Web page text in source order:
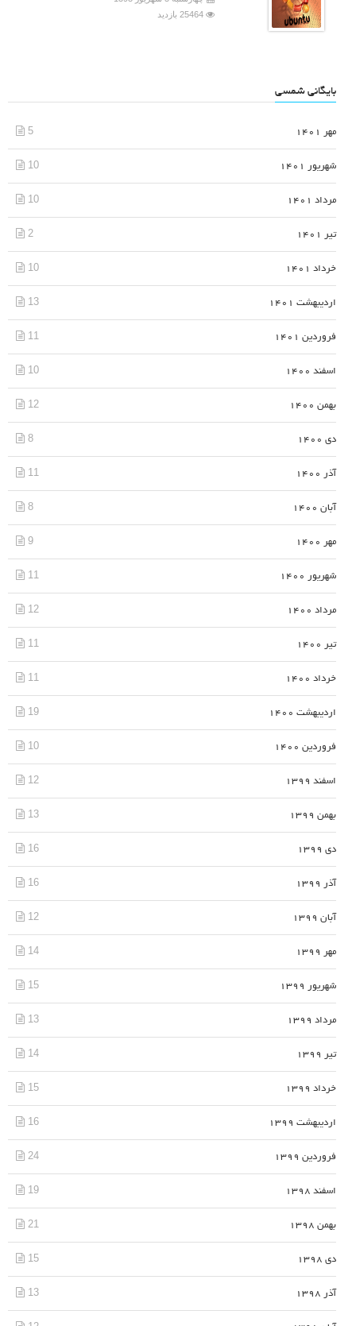
25464 بازدید
بایگانی شمسی
مهر 1401 5
شهریور 1401 10
مرداد 1401 10
تیر 1401 2
خرداد 1401 10
اردیبهشت 1401 13
فروردین 1401 11
اسفند 1400 10
بهمن 1400 12
دی 1400 8
آذر 1400 11
آبان 1400 8
مهر 1400 9
شهریور 1400 11
مرداد 1400 12
تیر 1400 11
خرداد 1400 11
اردیبهشت 1400 19
فروردین 1400 10
اسفند 1399 12
بهمن 1399 13
دی 1399 16
آذر 1399 16
آبان 1399 12
مهر 1399 14
شهریور 1399 15
مرداد 1399 13
تیر 1399 14
خرداد 1399 15
اردیبهشت 1399 16
فروردین 1399 24
اسفند 1398 19
بهمن 1398 21
دی 1398 15
آذر 1398 13